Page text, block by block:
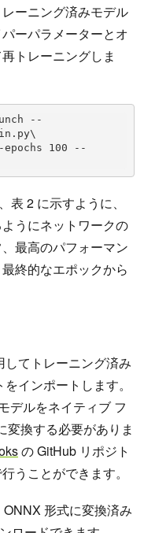
ーニング済みモデル
ーパラメーターとオ
トレーニングしま
--
表 2 に示すように、
うにネットワークの
最高のパフォーマン
終的なエポックから
てトレーニング済み
インポートします。
デルをネイティブ フ
変換する必要がありま
の GitHub リポジト
うことができます。
形式に変換済み